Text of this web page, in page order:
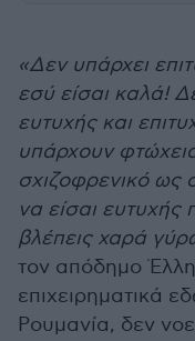
«Δεν υπάρχει
εσύ είσαι καλά!
ευτυχής και
υπάρχoυν
σχιζοφρενικό ως
να είσαι ευτυχής
βλέπεις χαρά
τον απόδηµο
επιχειρηµατικά
Ρουµανία, δεν